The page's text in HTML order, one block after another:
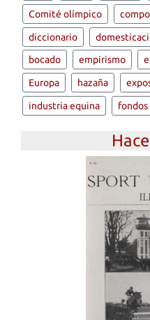
Comité olímpico
diccionario
bocado empirismo
Europa hazaña
industria equina fondos